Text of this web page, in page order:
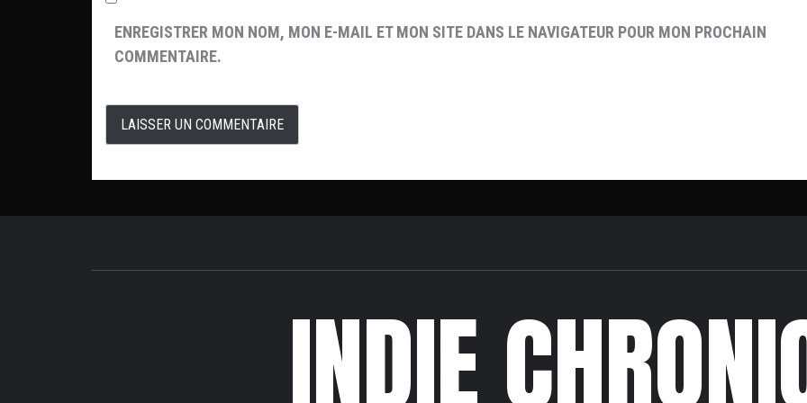
ENREGISTRER MON NOM, MON E-MAIL ET MON SITE DANS LE NAVIGATEUR POUR MON PROCHAIN
COMMENTAIRE.
INDIE